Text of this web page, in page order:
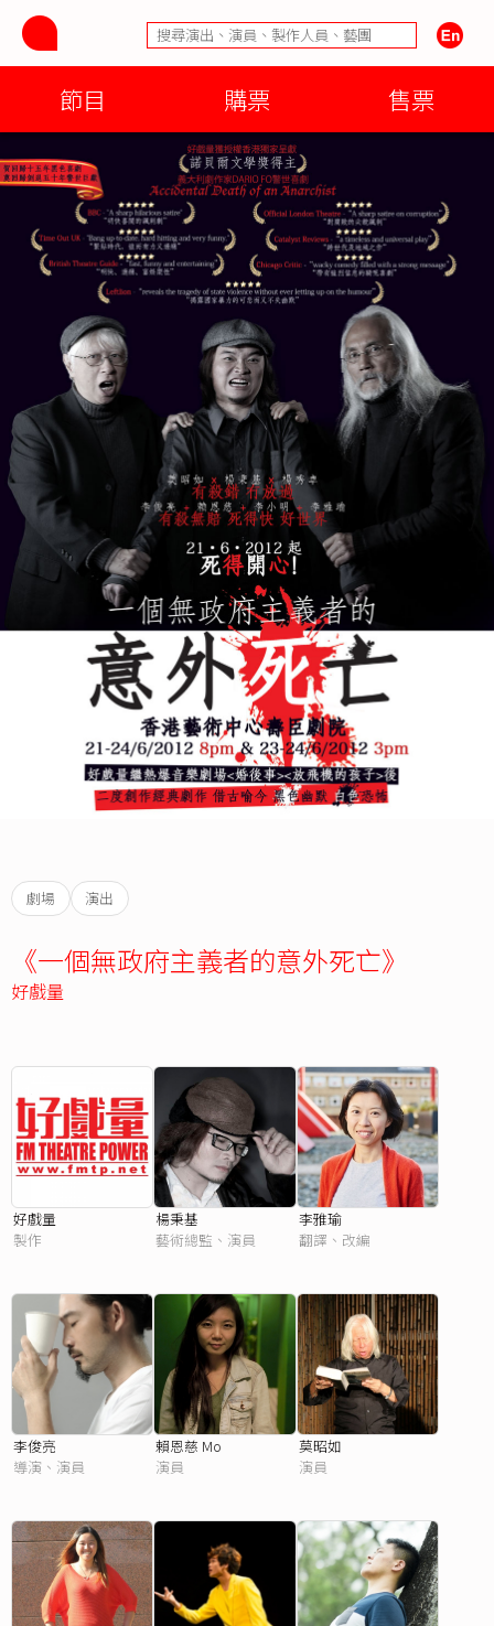
節目 購票 售票
劇場 演出
《一個無政府主義者的意外死亡》
好戲量
好戲量
製作
楊秉基
藝術總監、演員
李雅瑜
翻譯、改編
李俊亮
導演、演員
賴恩慈 Mo
演員
莫昭如
演員